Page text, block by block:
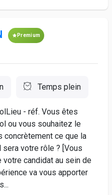
Premium
Temps plein
- réf. Vous êtes
ou vous souhaitez le
concrètement ce que la
votre rôle ? [Vous
candidat au sein de
va vous apporter